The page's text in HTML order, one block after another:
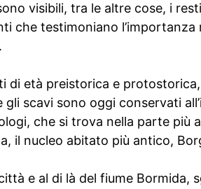
visibili, tra le altre cose, i
che testimoniano
di età preistorica e
scavi sono oggi conservati
che si trova nella parte
il nucleo abitato più antico,
e al di là del fiume